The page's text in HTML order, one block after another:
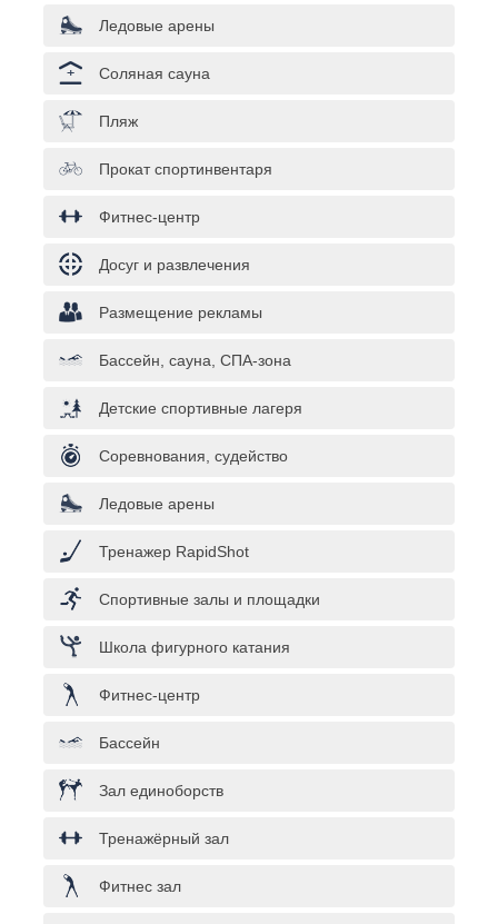
Ледовые арены
Соляная сауна
Пляж
Прокат спортинвентаря
Фитнес-центр
Досуг и развлечения
Размещение рекламы
Бассейн, сауна, СПА-зона
Детские спортивные лагеря
Соревнования, судейство
Ледовые арены
Тренажер RapidShot
Спортивные залы и площадки
Школа фигурного катания
Фитнес-центр
Бассейн
Зал единоборств
Тренажёрный зал
Фитнес зал